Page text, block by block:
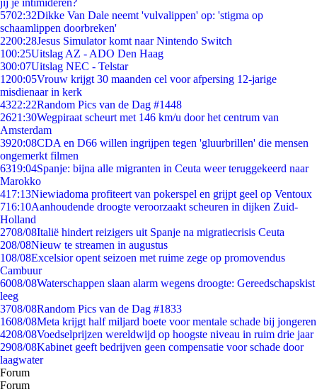
jij je intimideren?
5702:32Dikke Van Dale neemt 'vulvalippen' op: 'stigma op
schaamlippen doorbreken'
2200:28Jesus Simulator komt naar Nintendo Switch
100:25Uitslag AZ - ADO Den Haag
300:07Uitslag NEC - Telstar
1200:05Vrouw krijgt 30 maanden cel voor afpersing 12-jarige
misdienaar in kerk
4322:22Random Pics van de Dag #1448
2621:30Wegpiraat scheurt met 146 km/u door het centrum van
Amsterdam
3920:08CDA en D66 willen ingrijpen tegen 'gluurbrillen' die mensen
ongemerkt filmen
6319:04Spanje: bijna alle migranten in Ceuta weer teruggekeerd naar
Marokko
417:13Niewiadoma profiteert van pokerspel en grijpt geel op Ventoux
716:10Aanhoudende droogte veroorzaakt scheuren in dijken Zuid-
Holland
2708/08Italië hindert reizigers uit Spanje na migratiecrisis Ceuta
208/08Nieuw te streamen in augustus
108/08Excelsior opent seizoen met ruime zege op promovendus
Cambuur
6008/08Waterschappen slaan alarm wegens droogte: Gereedschapskist
leeg
3708/08Random Pics van de Dag #1833
1608/08Meta krijgt half miljard boete voor mentale schade bij jongeren
4208/08Voedselprijzen wereldwijd op hoogste niveau in ruim drie jaar
2908/08Kabinet geeft bedrijven geen compensatie voor schade door
laagwater
Forum
Forum